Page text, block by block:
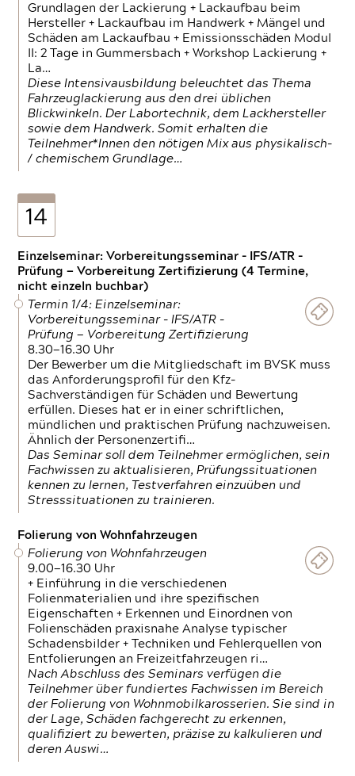
Grundlagen der Lackierung + Lackaufbau beim
Hersteller + Lackaufbau im Handwerk + Mängel und
Schäden am Lackaufbau + Emissionsschäden Modul
II: 2 Tage in Gummersbach + Workshop Lackierung +
La…
Diese Intensivausbildung beleuchtet das Thema
Fahrzeuglackierung aus den drei üblichen
Blickwinkeln. Der Labortechnik, dem Lackhersteller
sowie dem Handwerk. Somit erhalten die
Teilnehmer*Innen den nötigen Mix aus physikalisch-
/ chemischem Grundlage…
14
Einzelseminar: Vorbereitungsseminar - IFS/ATR -
Prüfung — Vorbereitung Zertifizierung (4 Termine,
nicht einzeln buchbar)
Termin 1/4: Einzelseminar:
Vorbereitungsseminar - IFS/ATR -
Prüfung — Vorbereitung Zertifizierung
8.30—16.30 Uhr
Der Bewerber um die Mitgliedschaft im BVSK muss
das Anforderungsprofil für den Kfz-
Sachverständigen für Schäden und Bewertung
erfüllen. Dieses hat er in einer schriftlichen,
mündlichen und praktischen Prüfung nachzuweisen.
Ähnlich der Personenzertifi…
Das Seminar soll dem Teilnehmer ermöglichen, sein
Fachwissen zu aktualisieren, Prüfungssituationen
kennen zu lernen, Testverfahren einzuüben und
Stresssituationen zu trainieren.
Folierung von Wohnfahrzeugen
Folierung von Wohnfahrzeugen
9.00—16.30 Uhr
+ Einführung in die verschiedenen
Folienmaterialien und ihre spezifischen
Eigenschaften + Erkennen und Einordnen von
Folienschäden praxisnahe Analyse typischer
Schadensbilder + Techniken und Fehlerquellen von
Entfolierungen an Freizeitfahrzeugen ri…
Nach Abschluss des Seminars verfügen die
Teilnehmer über fundiertes Fachwissen im Bereich
der Folierung von Wohnmobilkarosserien. Sie sind in
der Lage, Schäden fachgerecht zu erkennen,
qualifiziert zu bewerten, präzise zu kalkulieren und
deren Auswi…